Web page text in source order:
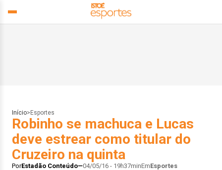
Início> Esportes
Robinho se machuca e Lucas
deve estrear como titular do
Cruzeiro na quinta
PorEstadão Conteúdo 04/05/16 - 19h37minEmEsportes